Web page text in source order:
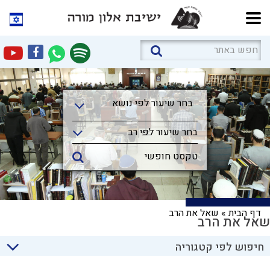
בחר שיעור לפי נושא
בחר שיעור לפי נושא
בחר שיעור לפי רב
דף הבית» שאל את הרבשאל את הרב
חיפוש לפי קטגוריה